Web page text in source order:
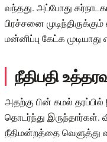
வந்தது. அப்போது
பிரச்சனை
மன்னிப்பு கேட்க முடியாது
நீதிபதி
அதற்கு பின் கமல்
தொடர்ந்து இருந்தார்கள்.
நீதிமன்றத்தை வெளுத்து